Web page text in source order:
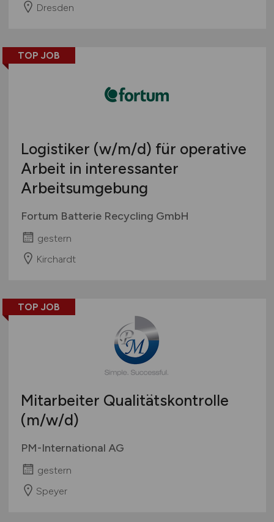
Dresden
TOP JOB
Logistiker (w/m/d) für operative
Arbeit in interessanter
Arbeitsumgebung
Fortum Batterie Recycling GmbH
gestern
Kirchardt
TOP JOB
Mitarbeiter Qualitätskontrolle
(m/w/d)
PM-International AG
gestern
Speyer